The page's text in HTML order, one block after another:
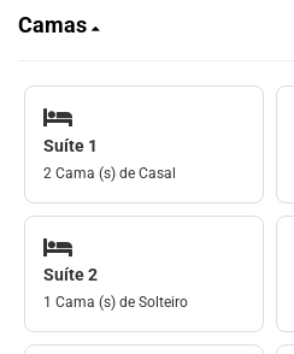
Camas
Suíte 1
2 Cama (s) de Casal
Suíte 2
1 Cama (s) de Solteiro